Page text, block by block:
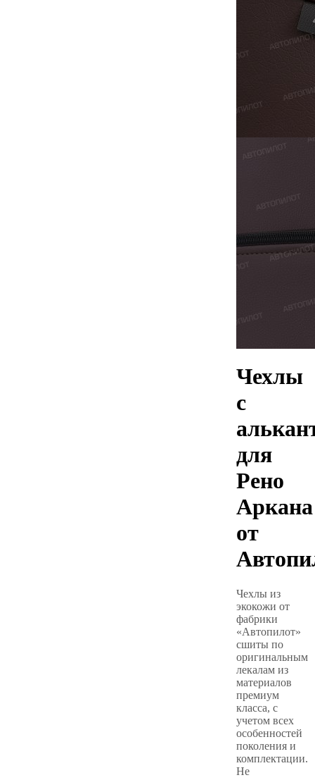
Чехлы
с
для
Рено
Аркана
от
Чехлы из
экокожи от
фабрики
«Автопилот»
сшиты по
оригинальным
лекалам из
материалов
премиум
класса, с
учетом всех
особенностей
поколения и
комплектации.
Не